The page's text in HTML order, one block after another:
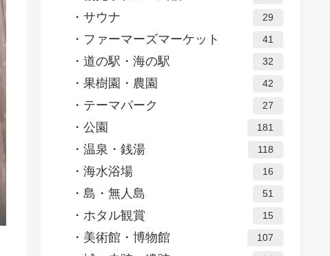
サウナ 29
ファーマーズマーケット 41
道の駅・海の駅 32
果樹園・農園 42
テーマパーク 27
公園 181
温泉・銭湯 118
海水浴場 16
島・無人島 51
ホタル観賞 15
美術館・博物館 107